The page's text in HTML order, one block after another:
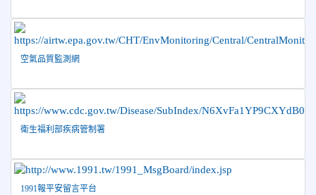
2026-05-03
賀! 本校參加全縣低年級英語口說比賽-
Show and Tell榮獲佳績
2026-04-30 國稅局「114年度綜合所得稅結算申報」宣導內
2026-04-27
賀 本校籃球隊參加115年花蓮縣縣長盃籃
球錦標賽 榮獲亞軍！
2026-04-09
公告
2026-04-08
榮譽 115年PaGamO寒假作業獲獎名單
空氣品質監測網
衛生福利部疾病管制署
1991報平安留言平台